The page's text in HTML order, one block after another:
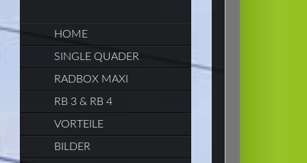
CONTENT
HOME
SINGLE QUADER
RADBOX MAXI
RB 3 & RB 4
VORTEILE
BILDER